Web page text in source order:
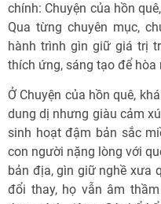
chính: Chuyện của hồn
Qua từng chuyên mục,
hành trình gìn giữ giá trị
thích ứng, sáng tạo để
Ở Chuyện của hồn quê,
dung dị nhưng giàu cảm
sinh hoạt đậm bản sắc
con người nặng lòng với
bản địa, gìn giữ nghề xưa
đổi thay, họ vẫn âm